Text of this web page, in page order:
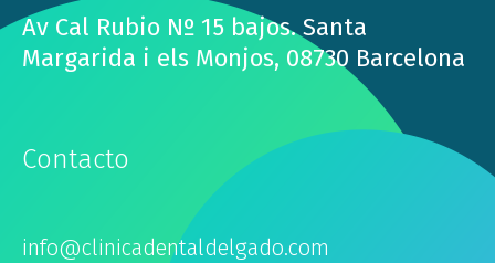
Av Cal Rubio Nº 15 bajos. Santa
Margarida i els Monjos, 08730 Barcelona
Contacto
info@clinicadentaldelgado.com